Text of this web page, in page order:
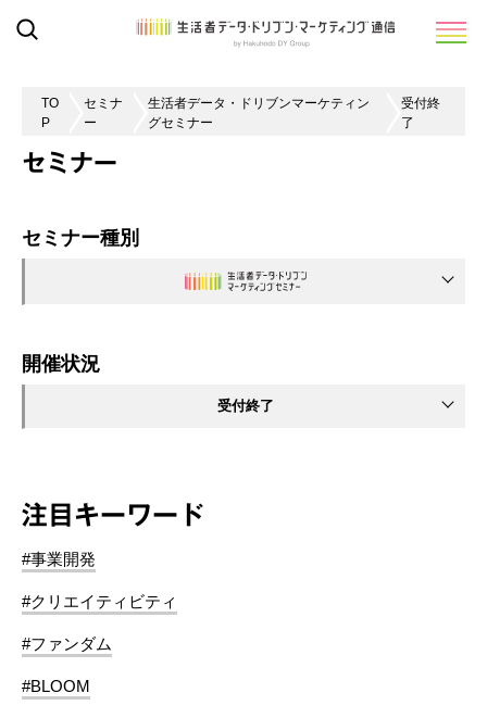
TO
P
セミナ
ー
生活者データ・ドリブンマーケティン
グセミナー
受付終
了
セミナー
セミナー種別
開催状況
受付終了
注目キーワード
#事業開発
#クリエイティビティ
#ファンダム
#BLOOM